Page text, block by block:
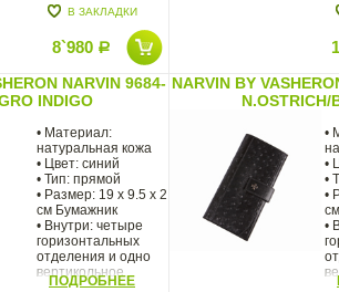
В ЗАКЛАДКИ
8`980 Р
NARVIN 9684-
INDIGO
• Материал:
натуральная кожа
• Цвет: синий
• Тип: прямой
• Размер: 19 x 9.5 x 2
см Бумажник
• Внутри: четыре
горизонтальных
отделения и одно
вертикольное
ПОДРОБНЕЕ
NARVIN BY
N.OSTRICH/
•
•
•
•
•